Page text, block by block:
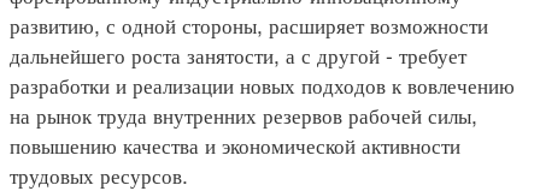
развитию, с одной стороны, расширяет возможности
дальнейшего роста занятости, а с другой - требует
разработки и реализации новых подходов к вовлечению
на рынок труда внутренних резервов рабочей силы,
повышению качества и экономической активности
трудовых ресурсов.